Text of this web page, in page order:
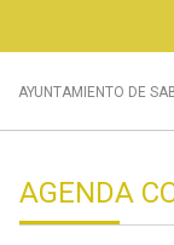
AYUNTAMIENTO DE
AGENDA